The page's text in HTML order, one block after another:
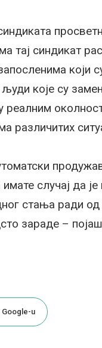
тај синдикат
које су
различитих
случај да
стања ради
зараде –
Google-u